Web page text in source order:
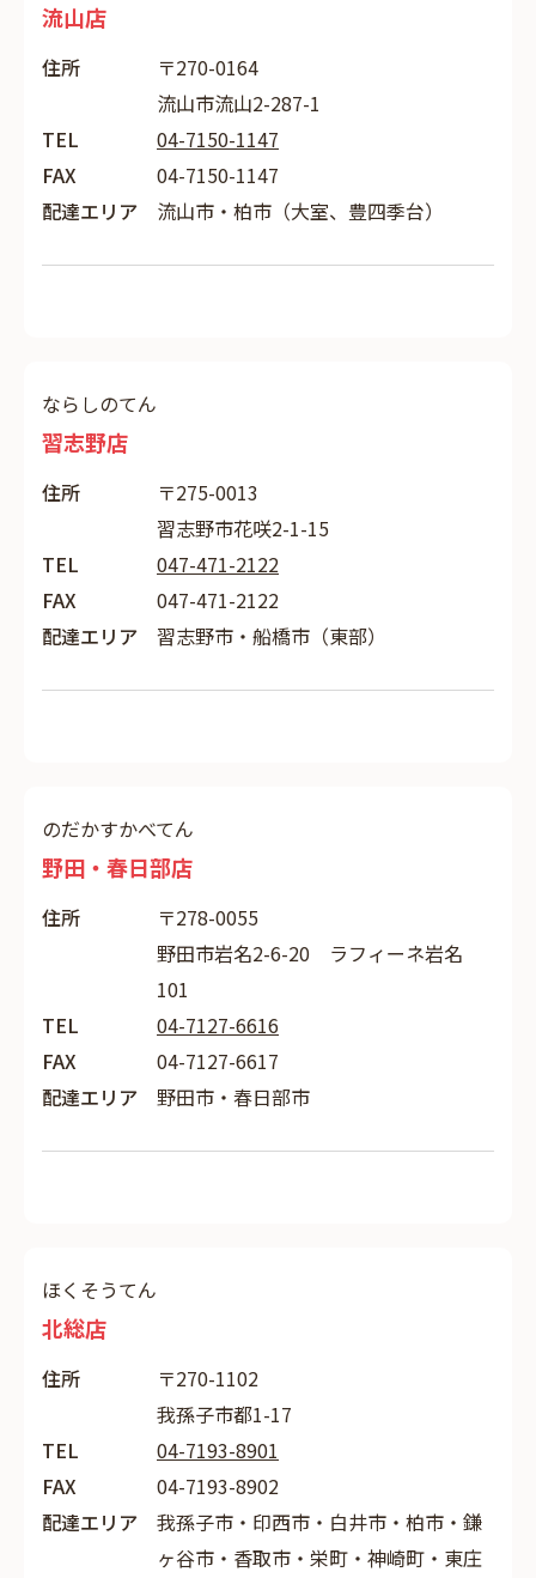
流山店
住所
〒270-0164
流山市流山2-287-1
TEL
04-7150-1147
FAX
04-7150-1147
配達エリア
流山市・柏市（大室、豊四季台）
ならしのてん
習志野店
住所
〒275-0013
習志野市花咲2-1-15
TEL
047-471-2122
FAX
047-471-2122
配達エリア
習志野市・船橋市（東部）
のだかすかべてん
野田・春日部店
住所
〒278-0055
野田市岩名2-6-20 ラフィーネ岩名
101
TEL
04-7127-6616
FAX
04-7127-6617
配達エリア
野田市・春日部市
ほくそうてん
北総店
住所
〒270-1102
我孫子市都1-17
TEL
04-7193-8901
FAX
04-7193-8902
配達エリア
我孫子市・印西市・白井市・柏市・鎌
ヶ谷市・香取市・栄町・神崎町・東庄